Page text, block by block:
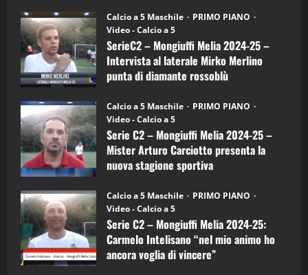
6)
–
Intervista
a
mister
Arturo
Carciotto
(Mongiuffi
Calcio a 5 Maschile
PRIMO PIANO
Video - Calcio a 5
SerieC2 – Mongiuffi Melia 2024-25 –
Intervista al laterale Mirko Merlino
punta di diamante rossoblù
Calcio a 5 Maschile
PRIMO PIANO
Video - Calcio a 5
Serie C2 – Mongiuffi Melia 2024-25 –
Mister Arturo Carciotto presenta la
nuova stagione sportiva
Calcio a 5 Maschile
PRIMO PIANO
Video - Calcio a 5
Serie C2 – Mongiuffi Melia 2024-25:
Carmelo Intelisano “nel mio animo ho
ancora voglia di vincere”
4
“SportEmpire” in Podcast: 27^ Puntata
(Martedi 14 Aprile 2026)
15/04/2026
5
“SportEmpire” in Podcast: 26^ Puntata
(Martedi 07 Aprile 2026)
08/04/2026
1
“SportEmpire” in Podcast: 30^ Puntata
(Martedi 05 Maggio 2026)
08/05/2026